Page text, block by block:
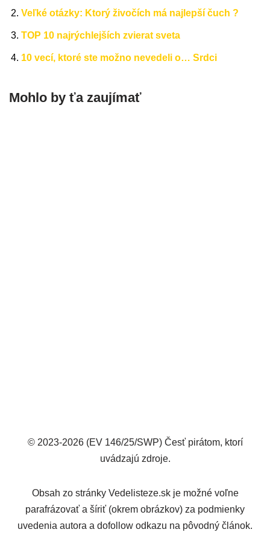
Veľké otázky: Ktorý živočích má najlepší čuch ?
TOP 10 najrýchlejších zvierat sveta
10 vecí, ktoré ste možno nevedeli o… Srdci
Mohlo by ťa zaujímať
© 2023-2026 (EV 146/25/SWP) Česť pirátom, ktorí
uvádzajú zdroje.
Obsah zo stránky Vedelisteze.sk je možné voľne
parafrázovať a šíriť (okrem obrázkov) za podmienky
uvedenia autora a dofollow odkazu na pôvodný článok.